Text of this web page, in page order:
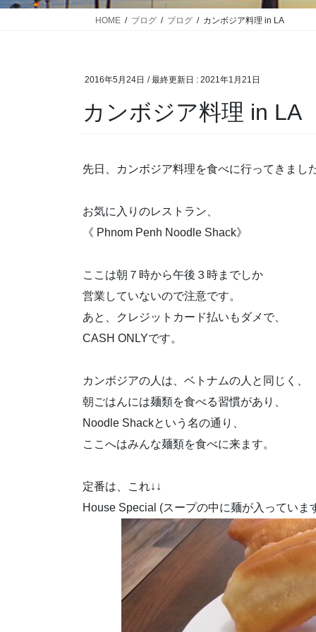
HOME ブログ ブログ カンボジア料理 in LA
2016年5月24日 / 最終更新日 : 2021年1月21日
カンボジア料理 in LA
先日、カンボジア料理を食べに行ってきまし
お気に入りのレストラン、
《 Phnom Penh Noodle Shack》
ここは朝７時から午後３時までしか
営業していないので注意です。
あと、クレジットカード払いもダメで、
CASH ONLYです。
カンボジアの人は、ベトナムの人と同じく、
朝ごはんには麺類を食べる習慣があり、
Noodle Shackという名の通り、
ここへはみんな麺類を食べに来ます。
定番は、これ↓↓
House Special (スープの中に麺が入っていま